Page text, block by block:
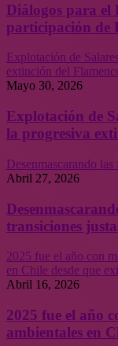
Diálogos para el
participación de
Explotación de
extinción del
Mayo 30, 2026
Explotación de
la progresiva
Desenmascarando
Abril 27, 2026
transiciones
2025 fue el año con
en Chile desde que
Abril 16, 2026
2025 fue el año
ambientales en